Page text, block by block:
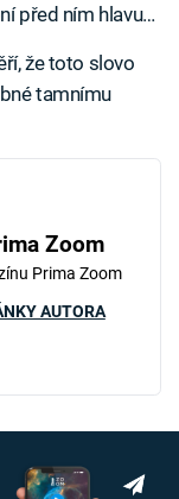
před ním hlavu…
že toto slovo
tamnímu
Zoom
Prima Zoom
AUTORA